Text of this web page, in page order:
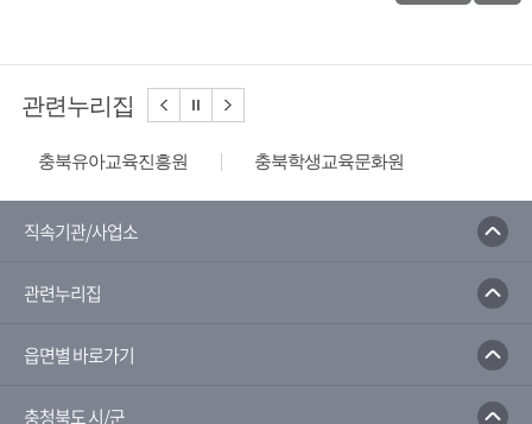
관련누리집
충북유아교육진흥원
충북학생교육문화원
국민체육진흥공단
배움나라
직속기관/사업소
관련누리집
읍면별 바로가기
충청북도 시/군